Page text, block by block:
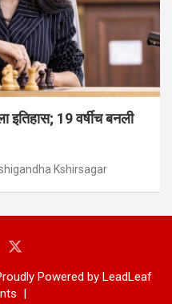
इतिहास; 19 वर्षीच बनली
Kshirsagar
Powered by LeadLeaf